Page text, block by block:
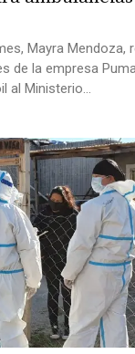
Mayra Mendoza,
de la empresa
al Ministerio...